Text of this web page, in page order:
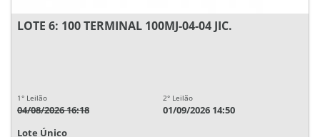
LOTE 6: 100 TERMINAL 100MJ-04-04 JIC.
1° Leilão
04/08/2026 16:18
2° Leilão
01/09/2026 14:50
Lote Único